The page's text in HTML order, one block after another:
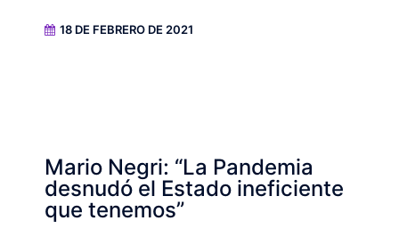
18 DE FEBRERO DE 2021
Mario Negri: “La Pandemia
desnudó el Estado ineficiente
que tenemos”